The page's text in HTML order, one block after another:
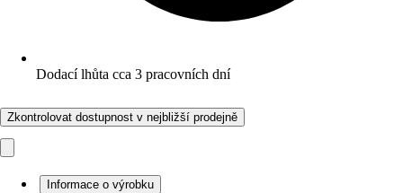
Dodací lhůta cca 3 pracovních dní
Zkontrolovat dostupnost v nejbližší prodejně
Informace o výrobku